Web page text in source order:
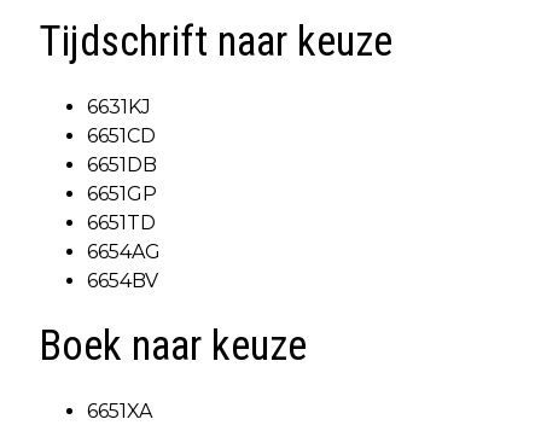
Tijdschrift naar keuze
6631KJ
6651CD
6651DB
6651GP
6651TD
6654AG
6654BV
Boek naar keuze
6651XA